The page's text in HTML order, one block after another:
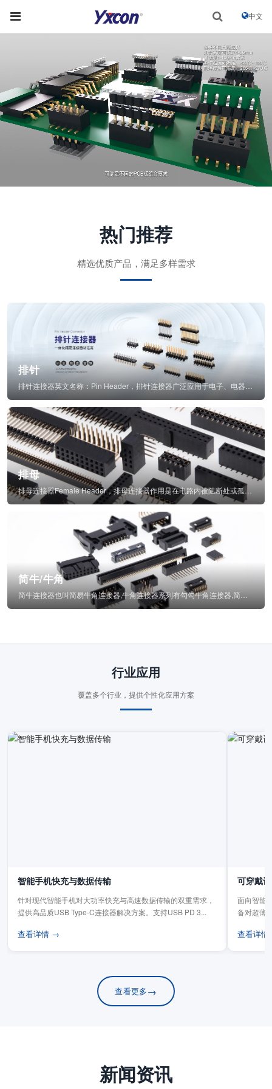
中文
热门推荐
精选优质产品，满足多样需求
排针
排母
排母连接器Female Header，排母连接器作用是在电路内被阻断处或孤立不通...
简牛/牛角
行业应用
覆盖多个行业，提供个性化应用方案
智能手机快充与数据传输
针对现代智能手机对大功率快充与高速数据传输的双重需求，
提供高品质USB Type-C连接器解决方案。支持USB PD 3...
查看详情 →
可穿戴
面向智能
备对超薄
查看详
查看更多→
新闻资讯